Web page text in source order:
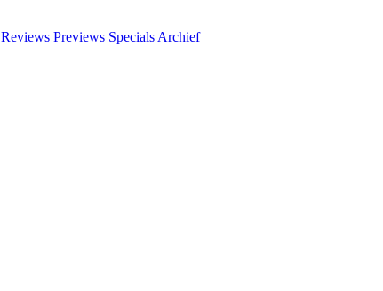
Reviews Previews Specials Archief